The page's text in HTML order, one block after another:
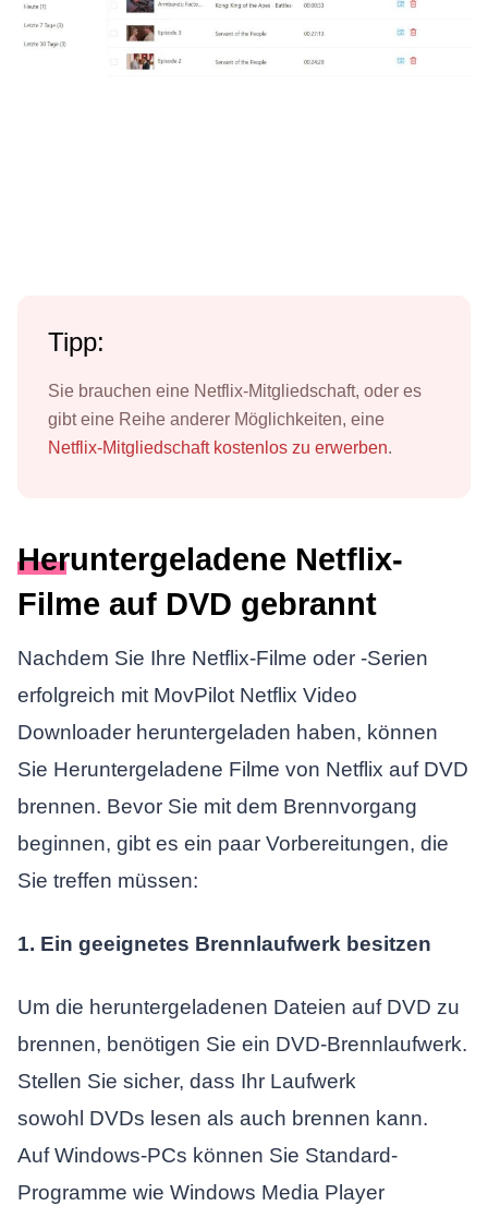
Tipp:
Sie brauchen eine Netflix-Mitgliedschaft, oder es
gibt eine Reihe anderer Möglichkeiten, eine
Netflix-Mitgliedschaft kostenlos zu erwerben.
Heruntergeladene Netflix-
Filme auf DVD gebrannt
Nachdem Sie Ihre Netflix-Filme oder -Serien
erfolgreich mit MovPilot Netflix Video
Downloader heruntergeladen haben, können
Sie Heruntergeladene Filme von Netflix auf DVD
brennen. Bevor Sie mit dem Brennvorgang
beginnen, gibt es ein paar Vorbereitungen, die
Sie treffen müssen:
1. Ein geeignetes Brennlaufwerk besitzen
Um die heruntergeladenen Dateien auf DVD zu
brennen, benötigen Sie ein DVD-Brennlaufwerk.
Stellen Sie sicher, dass Ihr Laufwerk
sowohl DVDs lesen als auch brennen kann.
Auf Windows-PCs können Sie Standard-
Programme wie Windows Media Player